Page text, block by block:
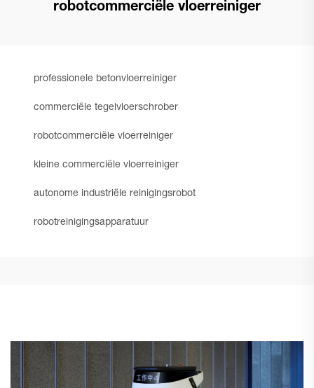
robotcommerciële vloerreiniger
professionele betonvloerreiniger
commerciële tegelvloerschrober
robotcommerciële vloerreiniger
kleine commerciële vloerreiniger
autonome industriële reinigingsrobot
robotreinigingsapparatuur